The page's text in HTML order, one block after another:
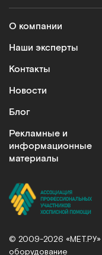
О компании
Наши эксперты
Контакты
Новости
Блог
Рекламные и
информационные
материалы
© 2009-2026 «МЕТ.РУ»
оборудование